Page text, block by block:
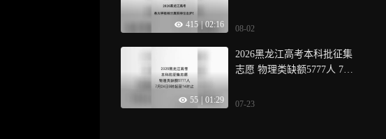
415 02:16
高到低
08-02
55 01:29
2026黑龙江高考本科批征集
志愿 物理类缺额5777人 7月2
07-23